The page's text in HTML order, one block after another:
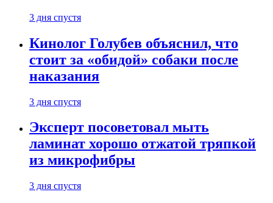
3 дня спустя
Кинолог Голубев объяснил, что
стоит за «обидой» собаки после
наказания
3 дня спустя
Эксперт посоветовал мыть
ламинат хорошо отжатой тряпкой
из микрофибры
3 дня спустя